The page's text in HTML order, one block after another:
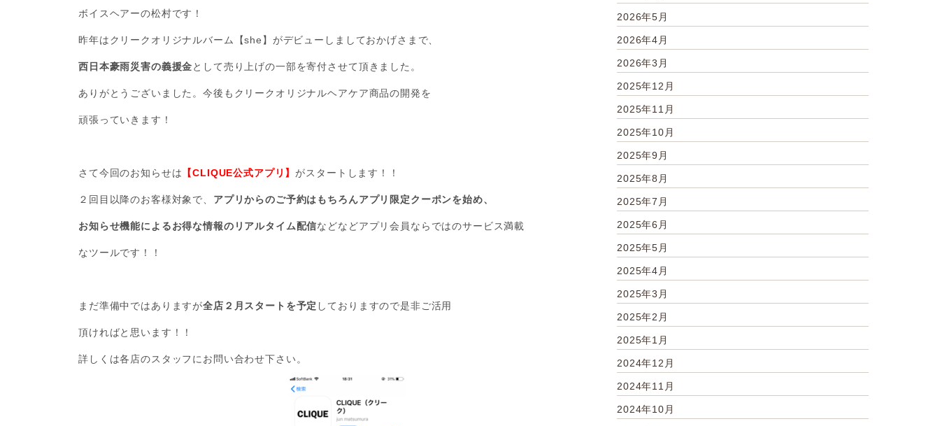
ボイスヘアーの松村です！
昨年はクリークオリジナルバーム【she】がデビューしましておかげさまで、
西日本豪雨災害の義援金として売り上げの一部を寄付させて頂きました。
ありがとうございました。今後もクリークオリジナルヘアケア商品の開発を
頑張っていきます！
さて今回のお知らせは 【CLIQUE公式アプリ】 がスタートします！！
２回目以降のお客様対象で、 アプリからのご予約はもちろんアプリ限定クーポンを始め、
お知らせ機能によるお得な情報のリアルタイム配信などなどアプリ会員ならではのサービス満載
なツールです！！
まだ準備中ではありますが全店２月スタートを予定 しておりますので是非ご活用
頂ければと思います！！
詳しくは各店のスタッフにお問い合わせ下さい。
2026年5月
2026年4月
2026年3月
2025年12月
2025年11月
2025年10月
2025年9月
2025年8月
2025年7月
2025年6月
2025年5月
2025年4月
2025年3月
2025年2月
2025年1月
2024年12月
2024年11月
2024年10月